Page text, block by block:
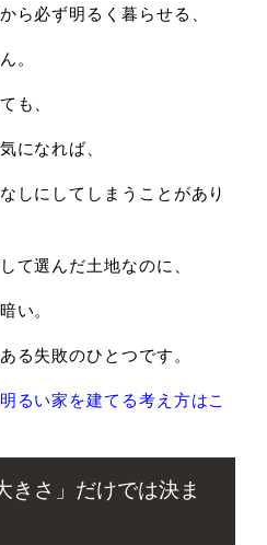
ら必ず明るく暮らせる、
。
も、
になれば、
しにしてしまうことがあり
て選んだ土地なのに、
い。
る失敗のひとつです。
るい家を建てる考え方はこ
きさ」だけでは決ま